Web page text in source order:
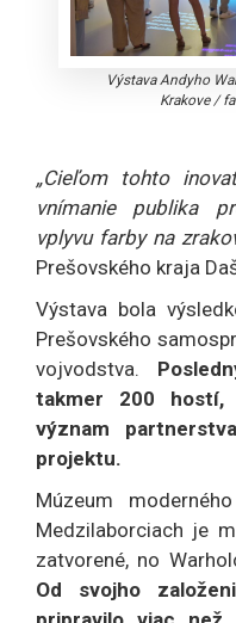
Výstava Andyho
Krakove/
„Cieľom tohto
vnímanie publika
vplyvu farby na
Prešovského kraja
Výstava bola
Prešovského
vojvodstva.
takmer 200 hostí,
význam
projektu.
Múzeum
Medzilaborciach je
zatvorené, no
Od svojho